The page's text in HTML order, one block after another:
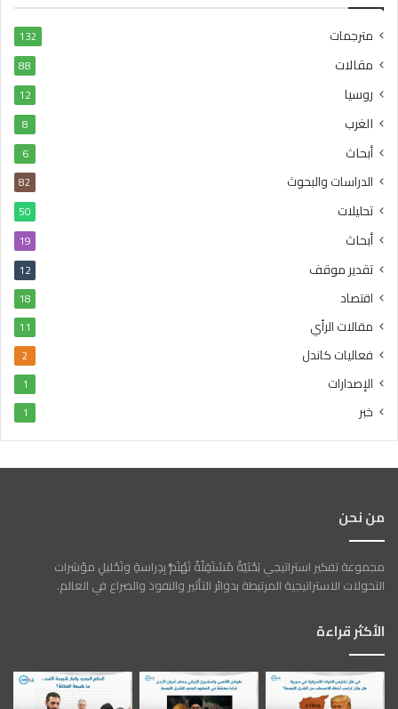
مترجمات 132
مقالات 88
روسيا 12
الغرب 8
أبحاث 6
الدراسات والبحوث 82
تحليلات 50
أبحاث 19
تقدير موقف 12
اقتصاد 18
مقالات الرأي 11
فعاليات كاندل 2
الإصدارات 1
خبر 1
من نحن
مجموعة تفكير استراتيجي بَحْثيّةٌ مُسْتَقِلّةٌ تَهْتَمُّ بِدِراسةِ وتَحْليلِ مؤشرات
التحولات الاستراتيجية المرتبطة بدوائر التأثير والنفوذ والصراع في العالم.
الأكثر قراءة